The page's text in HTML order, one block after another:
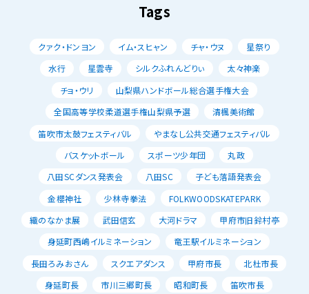
Tags
クァク・ドンヨン イム・スヒャン チャ・ウヌ
星祭り
水行
星雲寺 シルクふれんどりぃ
太々神楽
チョ・ウリ
山梨県ハンドボール総合選手権大会
全国高等学校柔道選手権山梨県予選
清楓美術館
笛吹市太鼓フェスティバル
やまなし公共交通フェスティバル
バスケットボール
スポーツ少年団
丸政
八田SCダンス発表会
八田SC
子ども落語発表会
金櫻神社
少林寺拳法
FOLKWOODSKATEPARK
織のなかま展
武田信玄 大河ドラマ
甲府市旧鈴村亭
身延町西嶋イルミネーション
竜王駅イルミネーション
長田ろみおさん
スクエアダンス 甲府市長
北杜市長
身延町長
市川三郷町長 昭和町長
笛吹市長